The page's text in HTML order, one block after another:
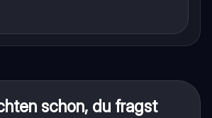
schon, du fragst